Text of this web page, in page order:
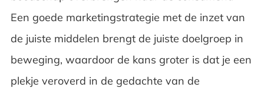
Een goede marketingstrategie met de inzet van
de juiste middelen brengt de juiste doelgroep in
beweging, waardoor de kans groter is dat je een
plekje veroverd in de gedachte van de